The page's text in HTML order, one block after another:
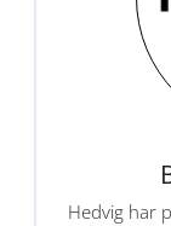
Hedvig har